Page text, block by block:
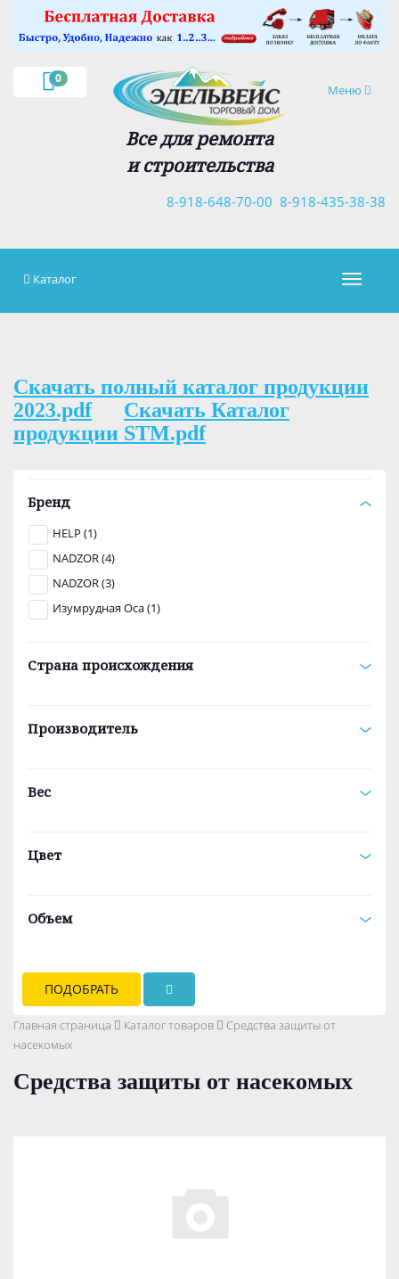
0
Навигация
Меню
Все для ремонта
и строительства
8-918-435-38-38
8-918-648-70-00
×
Каталог
Скачать полный каталог продукции
2023.pdf
Скачать Каталог
продукции STM.pdf
Бренд
HELP (1)
NADZOR (4)
NADZOR (3)
Изумрудная Оса (1)
Страна происхождения
Производитель
Вес
Цвет
Объем
ПОДОБРАТЬ
Главная страница Каталог товаров
Средства защиты от
насекомых
Средства защиты от насекомых